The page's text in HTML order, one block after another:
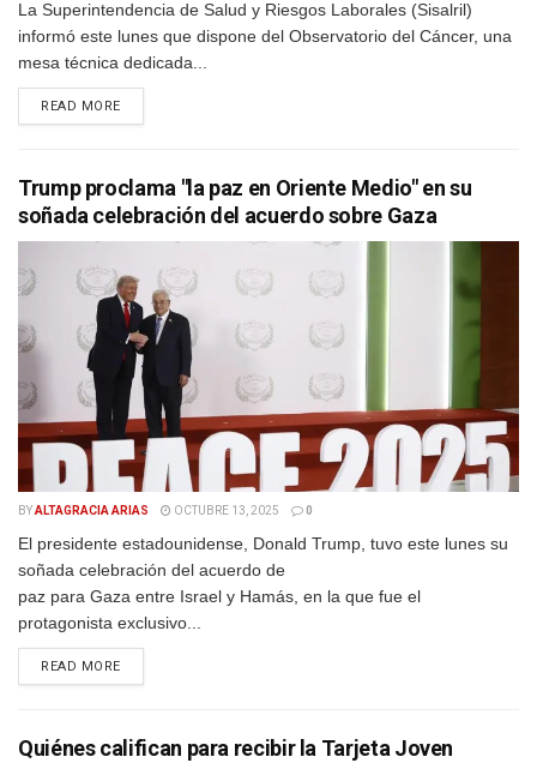
La Superintendencia de Salud y Riesgos Laborales (Sisalril)
informó este lunes que dispone del Observatorio del Cáncer, una
mesa técnica dedicada...
READ MOREDETAILS
Trump proclama "la paz en Oriente Medio" en su
soñada celebración del acuerdo sobre Gaza
BYALTAGRACIA ARIAS OCTUBRE 13, 2025 0
El presidente estadounidense, Donald Trump, tuvo este lunes su
soñada celebración del acuerdo de
paz para Gaza entre Israel y Hamás, en la que fue el
protagonista exclusivo...
READ MOREDETAILS
Quiénes califican para recibir la Tarjeta Joven